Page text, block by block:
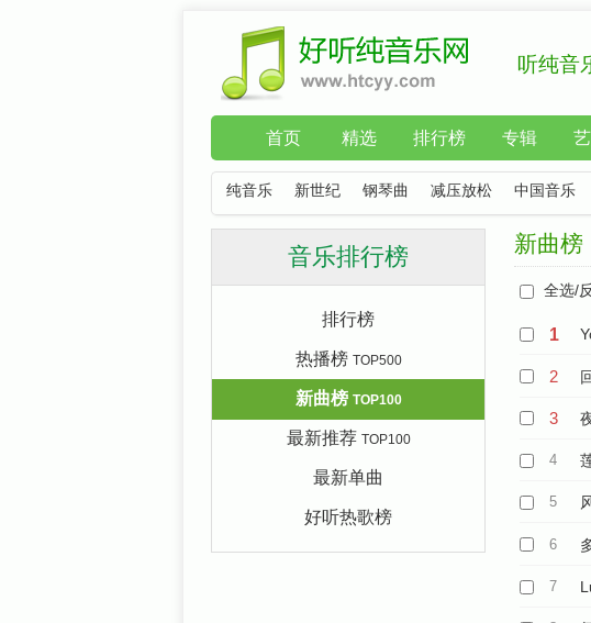
听纯音
首页 精选 排行榜 专辑
纯音乐 新世纪 钢琴曲 减压放松 中国音乐
音乐排行榜
排行榜
热播榜 TOP500
新曲榜 TOP100
最新推荐 TOP100
最新单曲
好听热歌榜
新曲榜
全选/
1
2
3
4
5
6
7